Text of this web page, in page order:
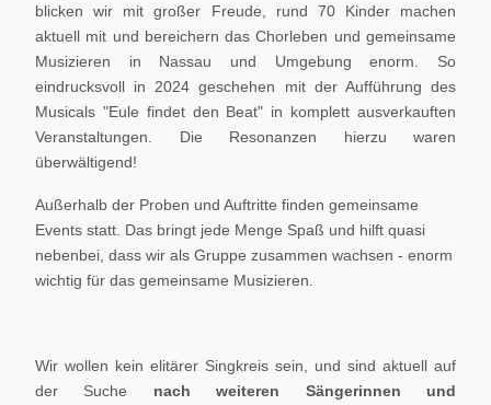
blicken wir mit großer Freude, rund 70 Kinder machen
aktuell mit und bereichern das Chorleben und gemeinsame
Musizieren in Nassau und Umgebung enorm. So
eindrucksvoll in 2024 geschehen mit der Aufführung des
Musicals "Eule findet den Beat" in komplett ausverkauften
Veranstaltungen. Die Resonanzen hierzu waren
überwältigend!
Außerhalb der Proben und Auftritte finden gemeinsame
Events statt. Das bringt jede Menge Spaß und hilft quasi
nebenbei, dass wir als Gruppe zusammen wachsen - enorm
wichtig für das gemeinsame Musizieren.
Wir wollen kein elitärer Singkreis sein, und sind aktuell auf
der Suche nach weiteren Sängerinnen und